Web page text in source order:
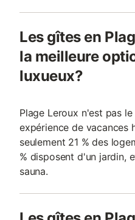
Les gîtes en
la meilleure
luxueux?
Plage Leroux n'est pas
expérience de vacances
seulement 21 % des
% disposent d'un jardin,
sauna.